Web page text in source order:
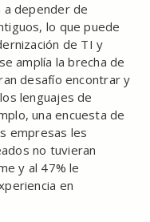
depender de
lo que puede
de TI y
amplía la brecha de
desafío encontrar y
lenguajes de
una encuesta de
empresas les
no tuvieran
y al 47% le
en